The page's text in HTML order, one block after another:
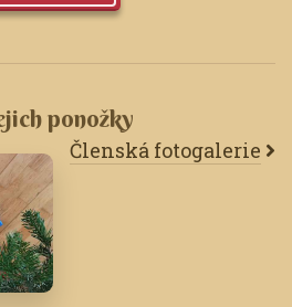
ponožky
Členská fotogalerie